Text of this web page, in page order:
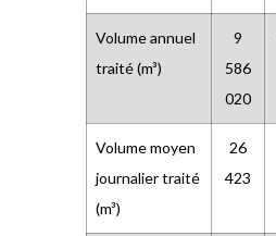
Volume annuel
traité (m³)
9
586
020
Volume moyen
journalier traité
(m³)
26
423